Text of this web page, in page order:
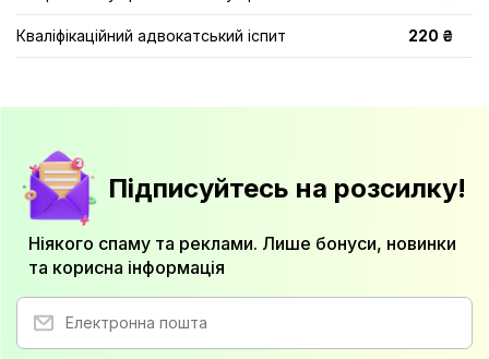
Кваліфікаційний адвокатський іспит 220 ₴
Підписуйтесь на розсилку!
Ніякого спаму та реклами. Лише бонуси, новинки
та корисна інформація